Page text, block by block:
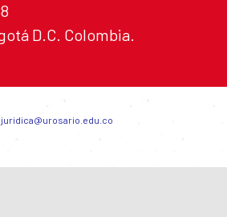
D.C. Colombia.
juridica@urosario.edu.co